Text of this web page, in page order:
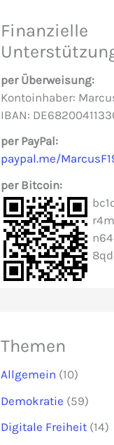
n
a
c
h
:
Finanzielle
per Überweisung:
Kontoinhaber:
IBAN:
per PayPal:
paypal.me/
per Bitcoin:
8qd
Themen
Allgemein (10)
Demokratie (59)
Digitale Freiheit (14)